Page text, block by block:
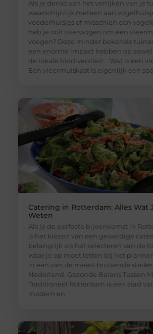
Als je denkt aan het verrijken van je
waarschijnlijk meteen aan
voederhuisjes of misschien een
heb je ooit overwogen om een
voegen? Deze minder bekende
een enorme impact hebben op
de lokale biodiversiteit. Wat is een
Een vleermuiskast is eigenlijk een
Catering in Rotterdam: Alles Wat
Weten
Als je de perfecte bijeenkomst in
is het kiezen van een geweldige
belangrijk als het selecteren van de
waar je op moet letten bij het
in een van de meest bruisende
Nederland. Gezonde Balans Tussen
Traditioneel Rotterdam is een stad
modern en